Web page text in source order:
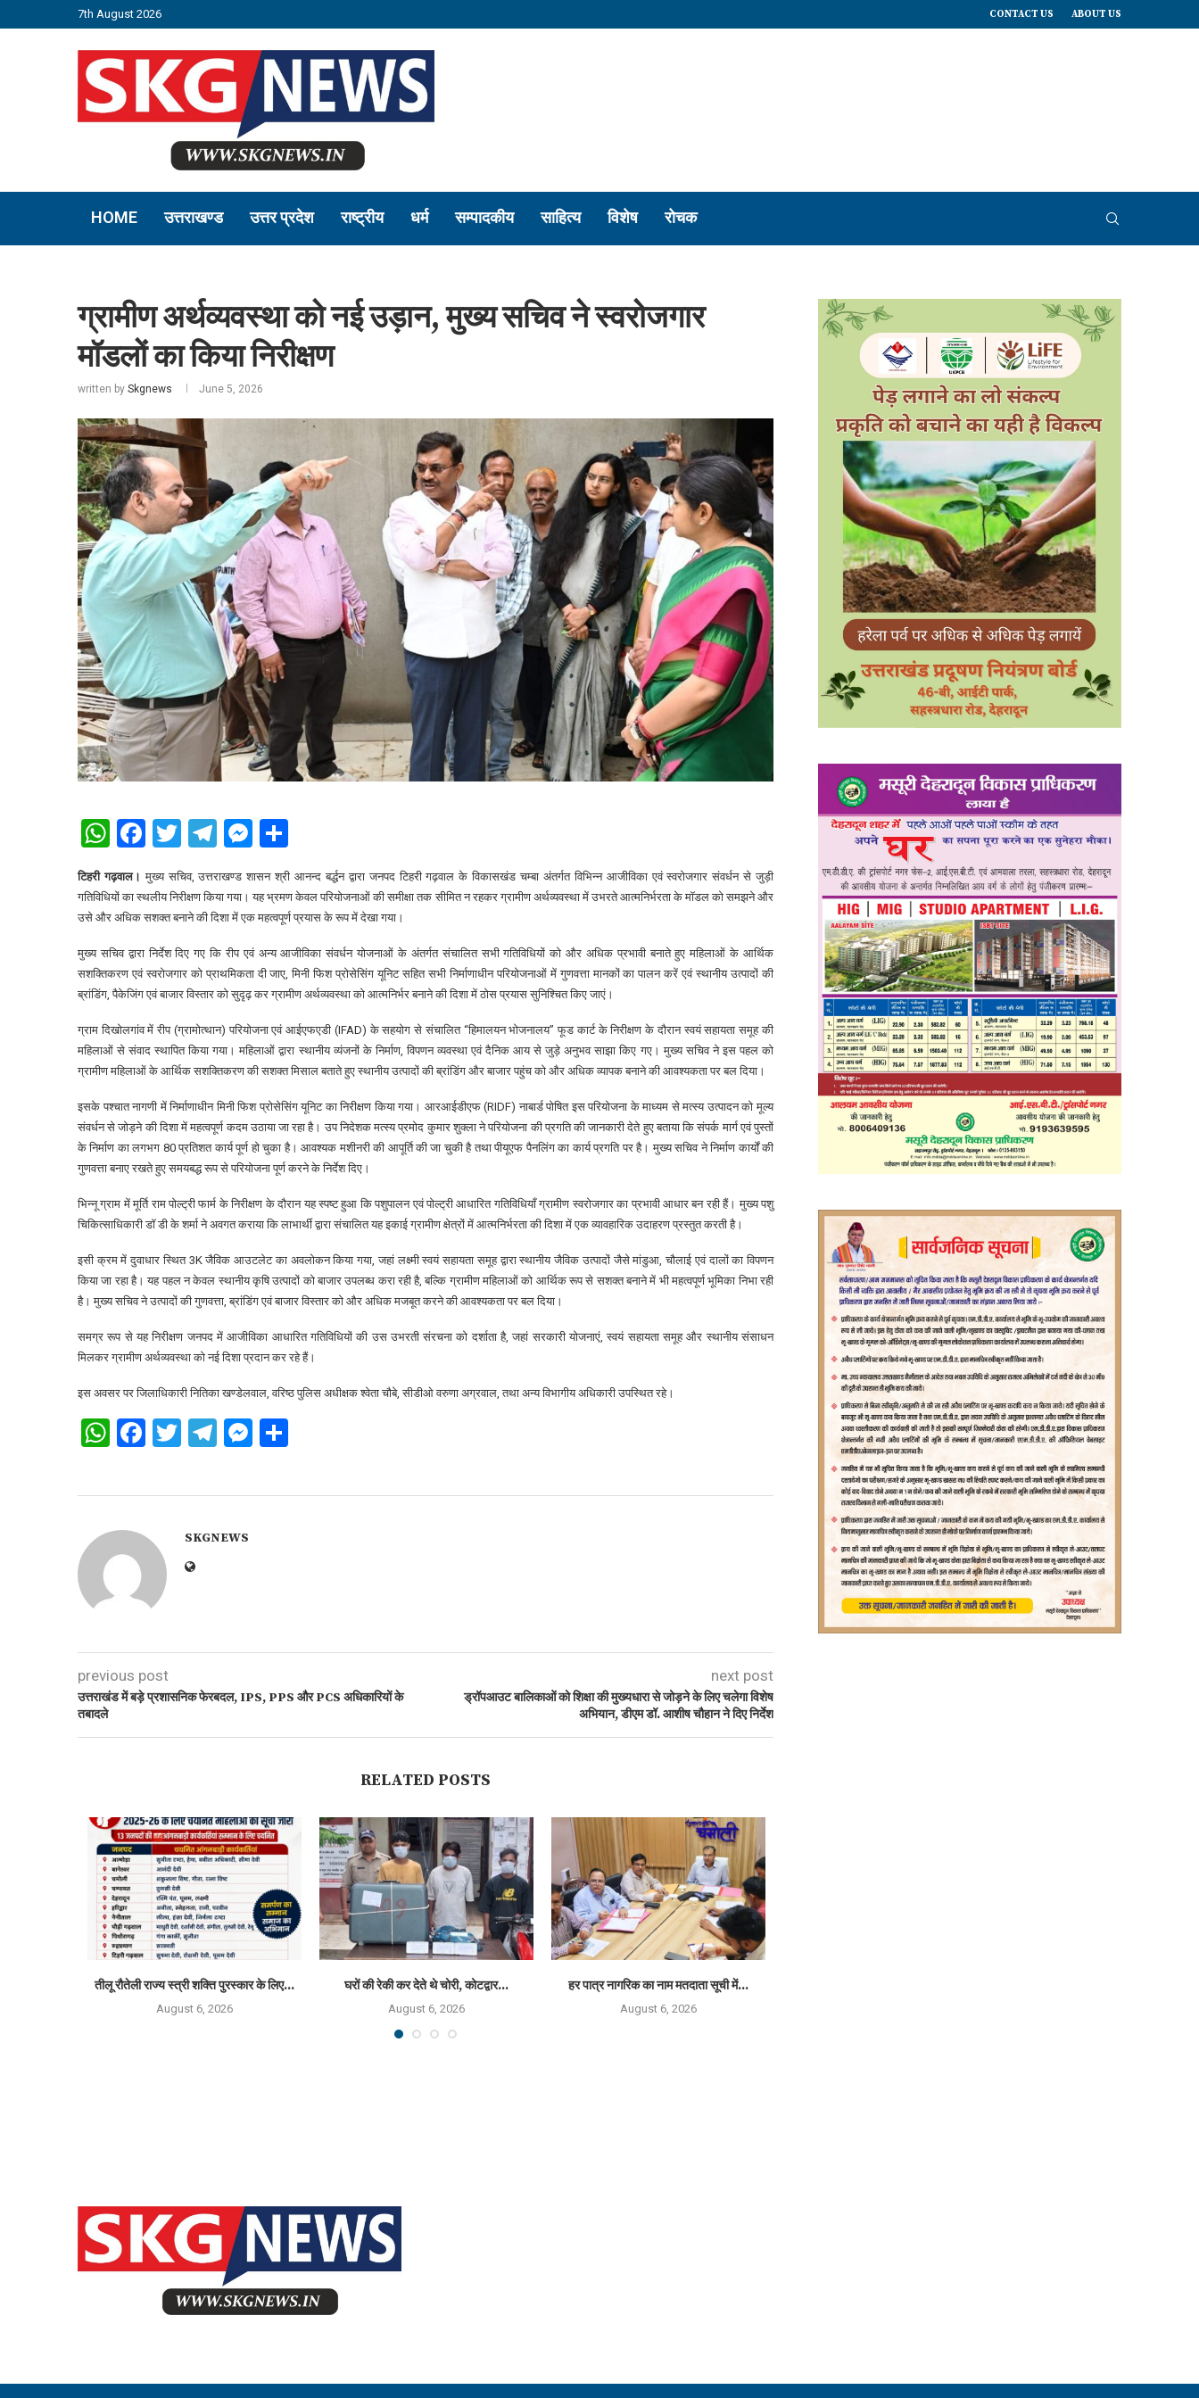
7th August 2026 CONTACT US ABOUT US
HOME उत्तराखण्ड उत्तर प्रदेश राष्ट्रीय धर्म सम्पादकीय साहित्य विशेष रोचक
ग्रामीण अर्थव्यवस्था को नई उड़ान, मुख्य सचिव ने स्वरोजगार
मॉडलों का किया निरीक्षण
written by Skgnews June 5, 2026
WhatsApp
Facebook
Twitter
Telegram
Messenger
टिहरी गढ़वाल। मुख्य सचिव, उत्तराखण्ड शासन श्री आनन्द बर्द्धन द्वारा जनपद टिहरी गढ़वाल के विकासखंड चम्बा अंतर्गत विभिन्न आजीविका एवं स्वरोजगार संवर्धन से जुड़ी
गतिविधियों का स्थलीय निरीक्षण किया गया। यह भ्रमण केवल परियोजनाओं की समीक्षा तक सीमित न रहकर ग्रामीण अर्थव्यवस्था में उभरते आत्मनिर्भरता के मॉडल को समझने और
उसे और अधिक सशक्त बनाने की दिशा में एक महत्वपूर्ण प्रयास के रूप में देखा गया।
मुख्य सचिव द्वारा निर्देश दिए गए कि रीप एवं अन्य आजीविका संवर्धन योजनाओं के अंतर्गत संचालित सभी गतिविधियों को और अधिक प्रभावी बनाते हुए महिलाओं के आर्थिक
सशक्तिकरण एवं स्वरोजगार को प्राथमिकता दी जाए, मिनी फिश प्रोसेसिंग यूनिट सहित सभी निर्माणाधीन परियोजनाओं में गुणवत्ता मानकों का पालन करें एवं स्थानीय उत्पादों की
ब्रांडिंग, पैकेजिंग एवं बाजार विस्तार को सुदृढ़ कर ग्रामीण अर्थव्यवस्था को आत्मनिर्भर बनाने की दिशा में ठोस प्रयास सुनिश्चित किए जाएं।
ग्राम दिखोलगांव में रीप (ग्रामोत्थान) परियोजना एवं आईएफएडी (IFAD) के सहयोग से संचालित “हिमालयन भोजनालय” फूड कार्ट के निरीक्षण के दौरान स्वयं सहायता समूह की
महिलाओं से संवाद स्थापित किया गया। महिलाओं द्वारा स्थानीय व्यंजनों के निर्माण, विपणन व्यवस्था एवं दैनिक आय से जुड़े अनुभव साझा किए गए। मुख्य सचिव ने इस पहल को
ग्रामीण महिलाओं के आर्थिक सशक्तिकरण की सशक्त मिसाल बताते हुए स्थानीय उत्पादों की ब्रांडिंग और बाजार पहुंच को और अधिक व्यापक बनाने की आवश्यकता पर बल दिया।
इसके पश्चात नागणी में निर्माणाधीन मिनी फिश प्रोसेसिंग यूनिट का निरीक्षण किया गया। आरआईडीएफ (RIDF) नाबार्ड पोषित इस परियोजना के माध्यम से मत्स्य उत्पादन को मूल्य
संवर्धन से जोड़ने की दिशा में महत्वपूर्ण कदम उठाया जा रहा है। उप निदेशक मत्स्य प्रमोद कुमार शुक्ला ने परियोजना की प्रगति की जानकारी देते हुए बताया कि संपर्क मार्ग एवं पुस्तों
के निर्माण का लगभग 80 प्रतिशत कार्य पूर्ण हो चुका है। आवश्यक मशीनरी की आपूर्ति की जा चुकी है तथा पीयूएफ पैनलिंग का कार्य प्रगति पर है। मुख्य सचिव ने निर्माण कार्यों की
गुणवत्ता बनाए रखते हुए समयबद्ध रूप से परियोजना पूर्ण करने के निर्देश दिए।
भिन्नू ग्राम में मूर्ति राम पोल्ट्री फार्म के निरीक्षण के दौरान यह स्पष्ट हुआ कि पशुपालन एवं पोल्ट्री आधारित गतिविधियाँ ग्रामीण स्वरोजगार का प्रभावी आधार बन रही हैं। मुख्य पशु
चिकित्साधिकारी डॉ डी के शर्मा ने अवगत कराया कि लाभार्थी द्वारा संचालित यह इकाई ग्रामीण क्षेत्रों में आत्मनिर्भरता की दिशा में एक व्यावहारिक उदाहरण प्रस्तुत करती है।
इसी क्रम में दुवाधार स्थित 3K जैविक आउटलेट का अवलोकन किया गया, जहां लक्ष्मी स्वयं सहायता समूह द्वारा स्थानीय जैविक उत्पादों जैसे मांडुआ, चौलाई एवं दालों का विपणन
किया जा रहा है। यह पहल न केवल स्थानीय कृषि उत्पादों को बाजार उपलब्ध करा रही है, बल्कि ग्रामीण महिलाओं को आर्थिक रूप से सशक्त बनाने में भी महत्वपूर्ण भूमिका निभा रही
है। मुख्य सचिव ने उत्पादों की गुणवत्ता, ब्रांडिंग एवं बाजार विस्तार को और अधिक मजबूत करने की आवश्यकता पर बल दिया।
समग्र रूप से यह निरीक्षण जनपद में आजीविका आधारित गतिविधियों की उस उभरती संरचना को दर्शाता है, जहां सरकारी योजनाएं, स्वयं सहायता समूह और स्थानीय संसाधन
मिलकर ग्रामीण अर्थव्यवस्था को नई दिशा प्रदान कर रहे हैं।
इस अवसर पर जिलाधिकारी नितिका खण्डेलवाल, वरिष्ठ पुलिस अधीक्षक श्वेता चौबे, सीडीओ वरुणा अग्रवाल, तथा अन्य विभागीय अधिकारी उपस्थित रहे।
WhatsApp
Facebook
Twitter
Telegram
Messenger
SKGNEWS
previous post
उत्तराखंड में बड़े प्रशासनिक फेरबदल, IPS, PPS और PCS अधिकारियों के
तबादले
next post
ड्रॉपआउट बालिकाओं को शिक्षा की मुख्यधारा से जोड़ने के लिए चलेगा विशेष
अभियान, डीएम डॉ. आशीष चौहान ने दिए निर्देश
RELATED POSTS
तीलू रौतेली राज्य स्त्री शक्ति पुरस्कार के लिए...
August 6, 2026
घरों की रेकी कर देते थे चोरी, कोटद्वार...
August 6, 2026
हर पात्र नागरिक का नाम मतदाता सूची में...
August 6, 2026